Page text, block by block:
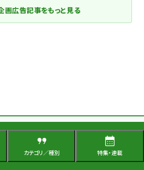
カテゴリ／種別 特集・連載
画広告記事をもっと見る
ー